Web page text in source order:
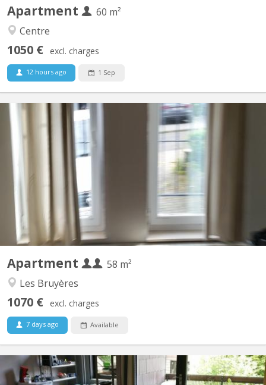
Apartment
60 m²
Centre
1050 € excl. charges
12 hours ago 1 Sep
Apartment
58 m²
Les Bruyères
1070 € excl. charges
7 days ago Available
Appartement tout confort aux Bruyères composé de : - Grande
chambre séparée et une autre pièce/bureau ou ch. avec meubles
à disposition. - Salon et Sam meublés, - WC séparé avec lave-
mains, tablette et miroir - Cuisine équipée avec grand four
électrique, 4 taques électrique Indiction, frigo,...
KV 1793